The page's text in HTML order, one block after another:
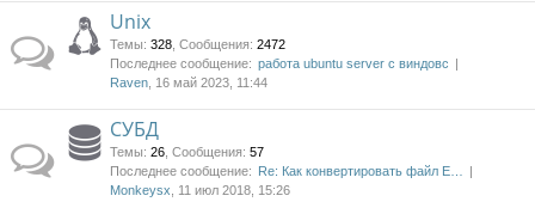
Unix
Темы: 328 Сообщения: 2472
Последнее сообщение: работа ubuntu server с виндовс
Raven , 16 май 2023, 11:44
СУБД
Темы: 26 Сообщения: 57
Последнее сообщение: Re: Как конвертировать файл E…
Monkeysx , 11 июл 2018, 15:26